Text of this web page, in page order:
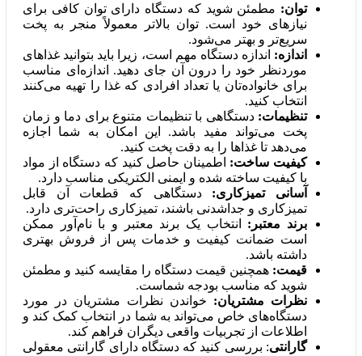
توان: مطمئن شوید که دستگاه دارای توان کافی برای
نیازهای خود است. توان بالاتر معمولاً منجر به پخت
سریع‌تر و بهتر می‌شود.
اندازه: اندازه دستگاه مهم است، زیرا باید بتوانید غذاهای
موردنظر خود را درون آن جای دهید. اندازه‌ای مناسب
برای خانواده‌تان یا تعداد افرادی که غذا را تهیه می‌کنند
انتخاب کنید.
تنظیمات: دستگاهی با تنظیمات متنوع برای دما و زمان
پخت می‌تواند مفید باشد. این امکان به شما اجازه
می‌دهد تا غذاها را به دقت پخت کنید.
کیفیت ساخت: اطمینان حاصل کنید که دستگاه از مواد
با کیفیت ساخته شده و ایمنی الکتریکی مناسب دارد.
آسانی تمیزکاری: دستگاهی که قطعات آن قابل
تمیزکاری و جداشدنی باشند، تمیزکاری راحت‌تری دارد.
برند معتبر: انتخاب یک برند معتبر و با نام‌آور ممکن
است ضمانت کیفیت و خدمات پس از فروش بهتری
داشته باشد.
قیمت: همچنین قیمت دستگاه را مقایسه کنید و مطمئن
شوید که مناسب بودجه شماست.
نظرات مشتریان: خواندن نظرات مشتریان در مورد
دستگاه‌های خاص می‌تواند به شما در انتخاب کمک کند و
اطلاعات از تجربیات واقعی دیگران فراهم کند.
گارانتی: بررسی کنید که دستگاه دارای گارانتی معقولی